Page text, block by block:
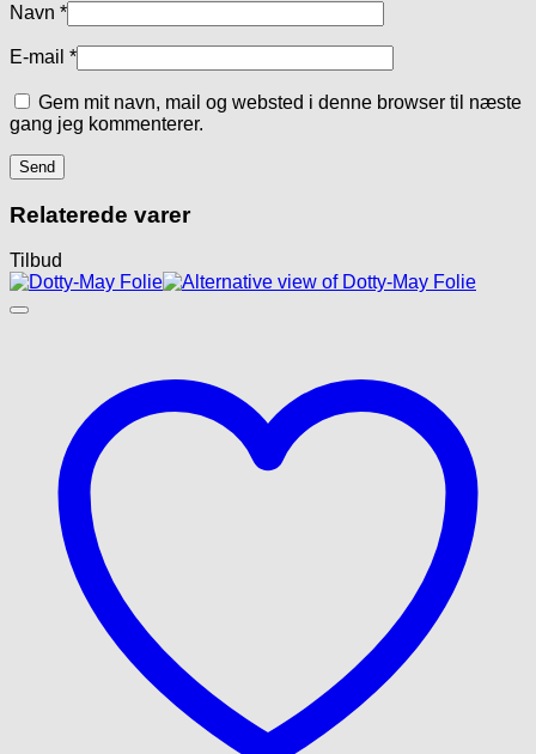
Navn *
E-mail *
Gem mit navn, mail og websted i denne browser til næste
gang jeg kommenterer.
Relaterede varer
Tilbud